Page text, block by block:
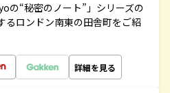
の“秘密のノート”」シリーズの
るロンドン南東の田舎町をご紹
詳細を見る